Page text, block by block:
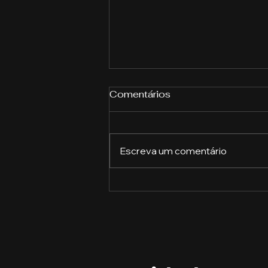
Comentários
Escreva um comentário